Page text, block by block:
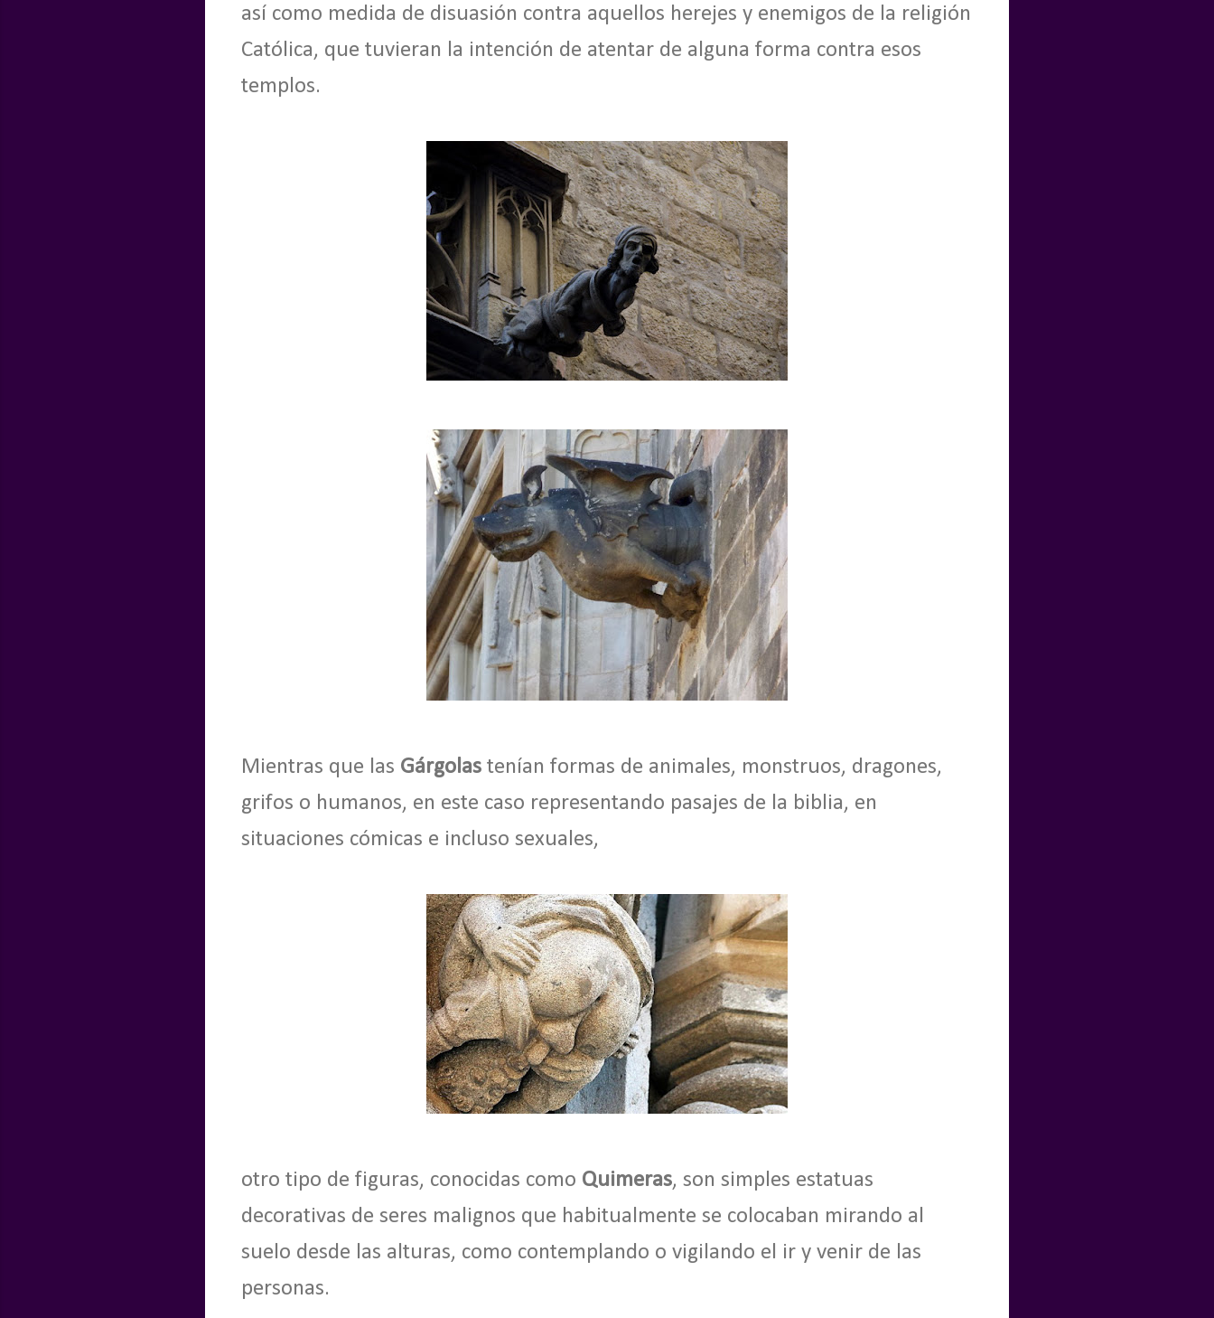
así como medida de disuasión contra aquellos herejes y enemigos de la religión
Católica, que tuvieran la intención de atentar de alguna forma contra esos
templos.
Mientras que las Gárgolas tenían formas de animales, monstruos, dragones,
grifos o humanos, en este caso representando pasajes de la biblia, en
situaciones cómicas e incluso sexuales,
otro tipo de figuras, conocidas como Quimeras, son simples estatuas
decorativas de seres malignos que habitualmente se colocaban mirando al
suelo desde las alturas, como contemplando o vigilando el ir y venir de las
personas.